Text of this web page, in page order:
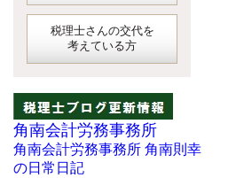
税理士さんの交代を
考えている方
角南会計労務事務所
角南会計労務事務所 角南則幸
の日常日記